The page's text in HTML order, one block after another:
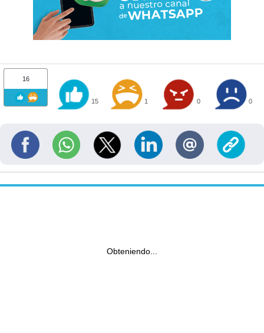
16
15 1 0 0
Obteniendo...